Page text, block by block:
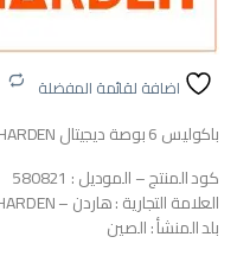
اضافة لقائمة المفضلة
باكوليس 6 بوصة ديجيتال HARDEN
كود المنتج – الموديل : 580821
العلامة التجارية : هاردن – HARDEN
بلد المنشأ : الصين